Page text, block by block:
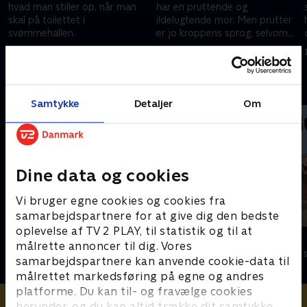
Samtykke Detaljer Om
Dine data og cookies
Vi bruger egne cookies og cookies fra
samarbejdspartnere for at give dig den bedste
oplevelse af TV 2 PLAY, til statistik og til at
målrette annoncer til dig. Vores
samarbejdspartnere kan anvende cookie-data til
målrettet markedsføring på egne og andres
platforme. Du kan til- og fravælge cookies
hvad man stiller op, når man
skal på toilettet i
svømmehallen.
har en pruttende og
ildelugtende mor. Men prutter
er jo kroppens sprog, selvom
det kan svie i øjnene.
Andre så også
Bertil & Bæltetasken
Børneserier • 1 sæsoner
Originalos?
Børneserier •